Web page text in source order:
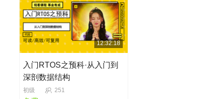
12:32:18
入门RTOS之预科·从入门到
深剖数据结构
初级 251